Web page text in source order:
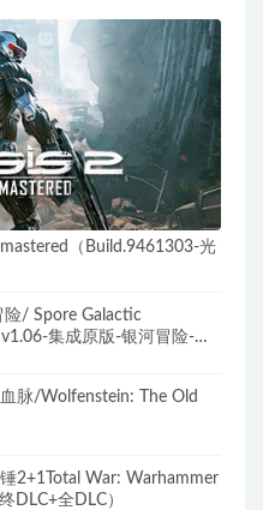
（Build.9461303-光
险/ Spore Galactic
集成原版-银河冒险-美
脉/Wolfenstein: The Old
2+1Total War: Warhammer
DLC+全DLC）